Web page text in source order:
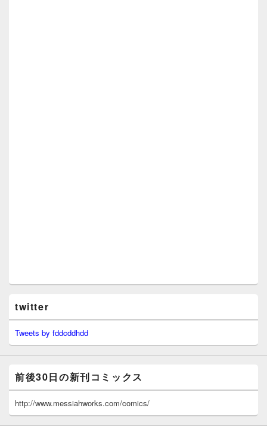
twitter
Tweets by fddcddhdd
前後30日の新刊コミックス
http://www.messiahworks.com/comics/